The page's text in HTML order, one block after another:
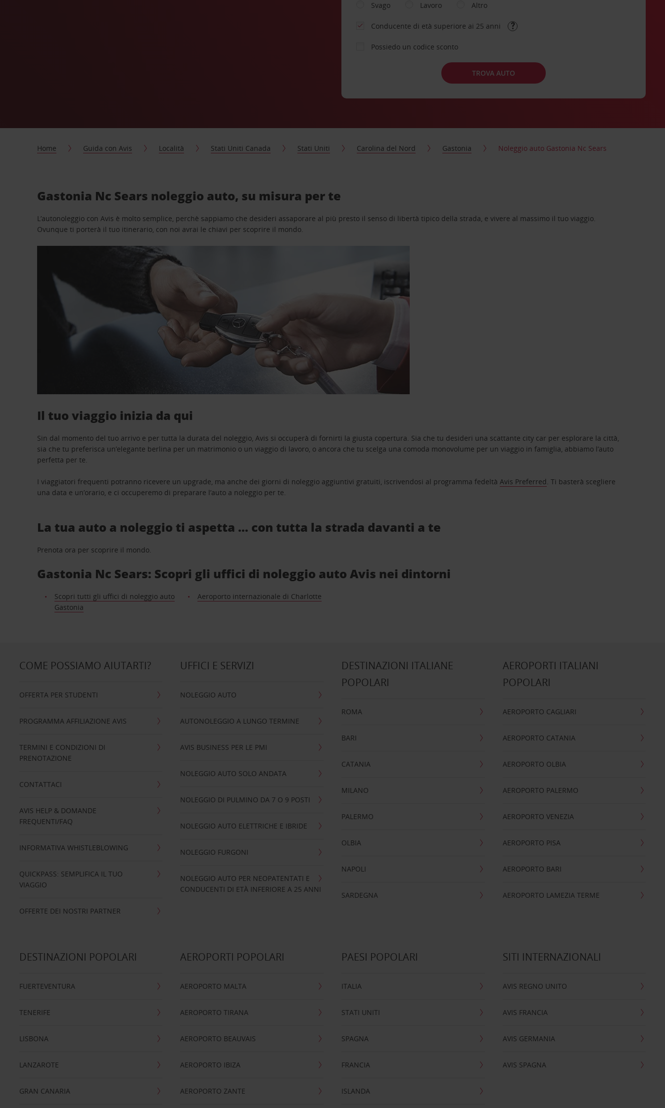
Svago
Lavoro Altro
Conducente di età superiore ai 25 anni
Possiedo un codice sconto
TROVA AUTO
Home Guida con Avis Località Stati Uniti Canada Stati Uniti Carolina del Nord Gastonia Noleggio auto Gastonia Nc Sears
Gastonia Nc Sears noleggio auto, su misura per te
L’autonoleggio con Avis è molto semplice, perchè sappiamo che desideri assaporare al più presto il senso di libertà tipico della strada, e vivere al massimo il tuo viaggio.
Ovunque ti porterà il tuo itinerario, con noi avrai le chiavi per scoprire il mondo.
Il tuo viaggio inizia da qui
Sin dal momento del tuo arrivo e per tutta la durata del noleggio, Avis si occuperà di fornirti la giusta copertura. Sia che tu desideri una scattante city car per esplorare la città,
sia che tu preferisca un’elegante berlina per un matrimonio o un viaggio di lavoro, o ancora che tu scelga una comoda monovolume per un viaggio in famiglia, abbiamo l’auto
perfetta per te.
I viaggiatori frequenti potranno ricevere un upgrade, ma anche dei giorni di noleggio aggiuntivi gratuiti, iscrivendosi al programma fedeltàAvis Preferred. Ti basterà scegliere
una data e un’orario, e ci occuperemo di preparare l’auto a noleggio per te.
La tua auto a noleggio ti aspetta … con tutta la strada davanti a te
Prenota ora per scoprire il mondo.
Gastonia Nc Sears: Scopri gli uffici di noleggio auto Avis nei dintorni
Scopri tutti gli uffici di noleggio auto
Gastonia
Aeroporto internazionale di Charlotte
COME POSSIAMO AIUTARTI?
OFFERTA PER STUDENTI
PROGRAMMA AFFILIAZIONE AVIS
TERMINI E CONDIZIONI DI
PRENOTAZIONE
CONTATTACI
AVIS HELP & DOMANDE
FREQUENTI/FAQ
INFORMATIVA WHISTLEBLOWING
QUICKPASS: SEMPLIFICA IL TUO
VIAGGIO
OFFERTE DEI NOSTRI PARTNER
UFFICI E SERVIZI
NOLEGGIO AUTO
AUTONOLEGGIO A LUNGO TERMINE
AVIS BUSINESS PER LE PMI
NOLEGGIO AUTO SOLO ANDATA
NOLEGGIO DI PULMINO DA 7 O 9 POSTI
NOLEGGIO AUTO ELETTRICHE E IBRIDE
NOLEGGIO FURGONI
NOLEGGIO AUTO PER NEOPATENTATI E
CONDUCENTI DI ETÀ INFERIORE A 25 ANNI
DESTINAZIONI ITALIANE
POPOLARI
ROMA
BARI
CATANIA
MILANO
PALERMO
OLBIA
NAPOLI
SARDEGNA
AEROPORTI ITALIANI
POPOLARI
AEROPORTO CAGLIARI
AEROPORTO CATANIA
AEROPORTO OLBIA
AEROPORTO PALERMO
AEROPORTO VENEZIA
AEROPORTO PISA
AEROPORTO BARI
AEROPORTO LAMEZIA TERME
DESTINAZIONI POPOLARI
FUERTEVENTURA
TENERIFE
LISBONA
LANZAROTE
GRAN CANARIA
AEROPORTI POPOLARI
AEROPORTO MALTA
AEROPORTO TIRANA
AEROPORTO BEAUVAIS
AEROPORTO IBIZA
AEROPORTO ZANTE
PAESI POPOLARI
ITALIA
STATI UNITI
SPAGNA
FRANCIA
ISLANDA
SITI INTERNAZIONALI
AVIS REGNO UNITO
AVIS FRANCIA
AVIS GERMANIA
AVIS SPAGNA